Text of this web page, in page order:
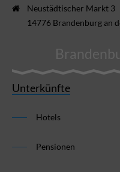
Neustädtischer Markt 3
14776 Brandenburg an
Unterkünfte
Hotels
Pensionen